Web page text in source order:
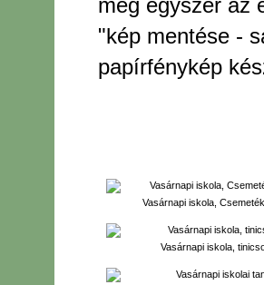
még egyszer az
"kép mentése -
papírfénykép
Vasárnapi iskola,
Vasárnapi iskola,